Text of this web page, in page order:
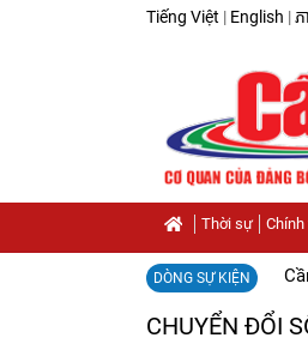
Tiếng Việt | English | ភ
Thời sự Chính
DÒNG SỰ KIỆN
CHUYỂN ĐỔI